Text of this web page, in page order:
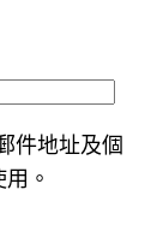
件地址及個
。